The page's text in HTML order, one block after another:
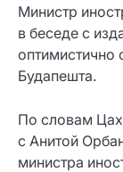
Министр
в беседе с
оптимистично
Будапешта.
По словам
с Анитой
министра